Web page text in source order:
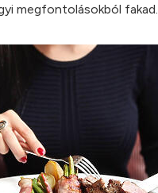
megfontolásokból fakad.